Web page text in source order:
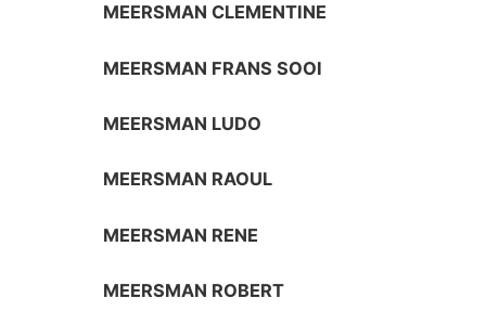
MEERSMAN CLEMENTINE
MEERSMAN FRANS SOOI
MEERSMAN LUDO
MEERSMAN RAOUL
MEERSMAN RENE
MEERSMAN ROBERT